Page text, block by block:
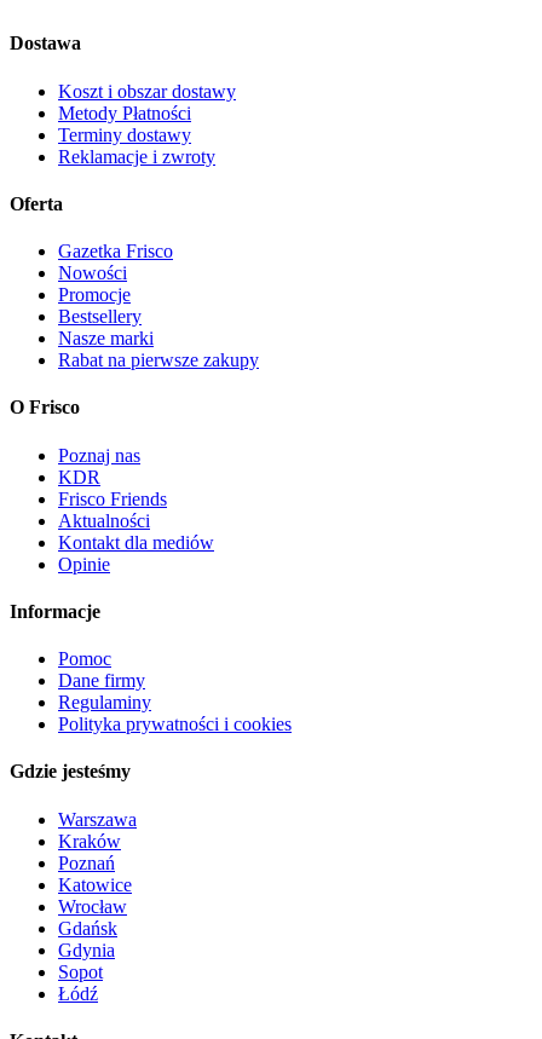
Dostawa
Koszt i obszar dostawy
Metody Płatności
Terminy dostawy
Reklamacje i zwroty
Oferta
Gazetka Frisco
Nowości
Promocje
Bestsellery
Nasze marki
Rabat na pierwsze zakupy
O Frisco
Poznaj nas
KDR
Frisco Friends
Aktualności
Kontakt dla mediów
Opinie
Informacje
Pomoc
Dane firmy
Regulaminy
Polityka prywatności i cookies
Gdzie jesteśmy
Warszawa
Kraków
Poznań
Katowice
Wrocław
Gdańsk
Gdynia
Sopot
Łódź